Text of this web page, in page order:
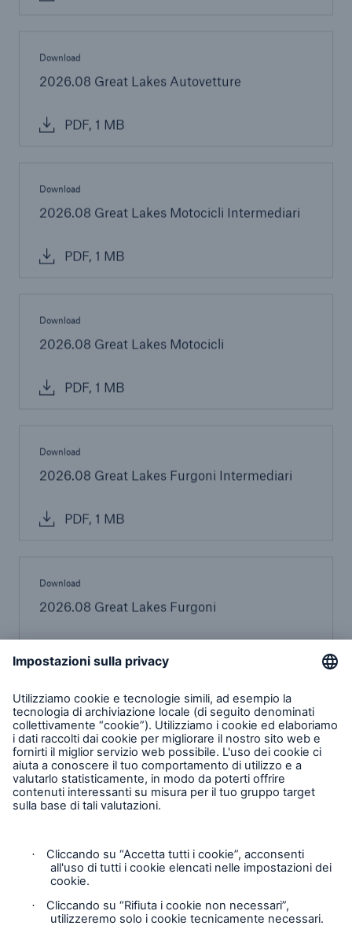
Download
2026.08 Great Lakes Autovetture
PDF, 1 MB
Download
2026.08 Great Lakes Motocicli Intermediari
PDF, 1 MB
Download
2026.08 Great Lakes Motocicli
PDF, 1 MB
Download
2026.08 Great Lakes Furgoni Intermediari
PDF, 1 MB
Download
2026.08 Great Lakes Furgoni
Prima Assicurazioni
Accedi alla tua area personale